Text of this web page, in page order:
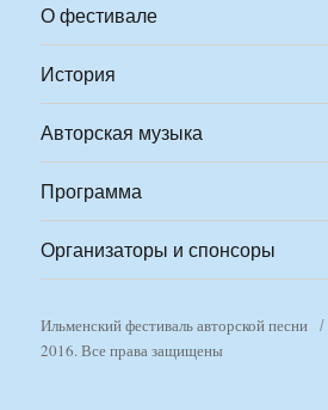
О фестивале
История
Авторская музыка
Программа
Организаторы и спонсоры
Ильменский фестиваль авторской песни
2016. Все права защищены